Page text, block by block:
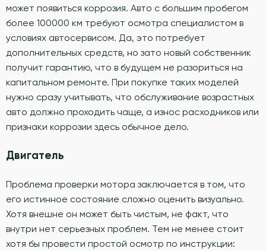
может появиться коррозия. Авто с большим пробегом
более 100000 км требуют осмотра специалистом в
условиях автосервисом. Да, это потребует
дополнительных средств, но зато новый собственник
получит гарантию, что в будущем не разориться на
капитальном ремонте. При покупке таких моделей
нужно сразу учитывать, что обслуживание возрастных
авто должно проходить чаще, а износ расходников или
признаки коррозии здесь обычное дело.
Двигатель
Проблема проверки мотора заключается в том, что
его истинное состояние сложно оценить визуально.
Хотя внешне он может быть чистым, не факт, что
внутри нет серьезных проблем. Тем не менее стоит
хотя бы провести простой осмотр по инструкции: